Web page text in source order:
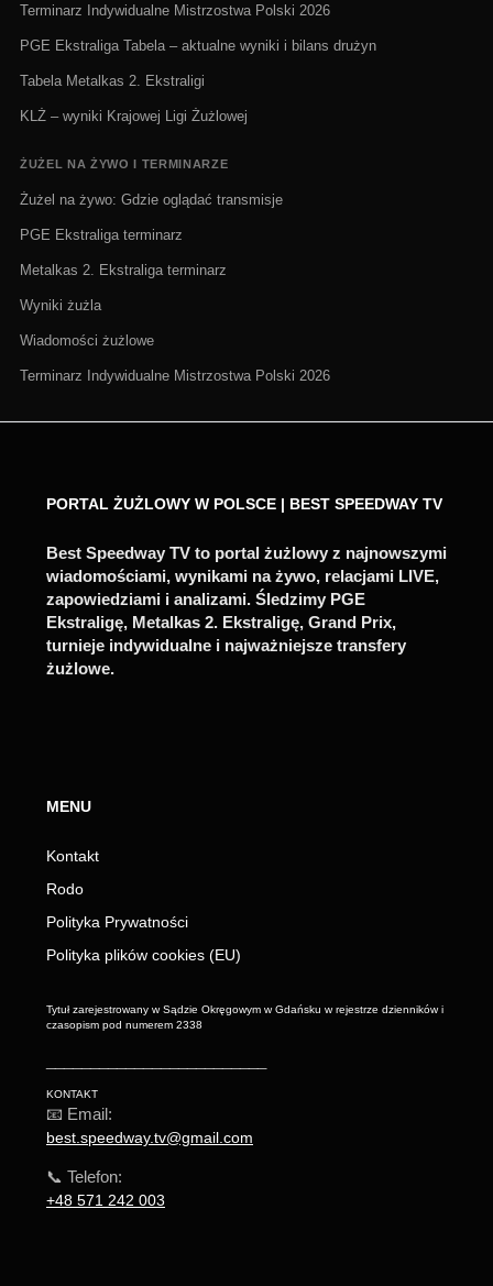
Terminarz Indywidualne Mistrzostwa Polski 2026
PGE Ekstraliga Tabela – aktualne wyniki i bilans drużyn
Tabela Metalkas 2. Ekstraligi
KLŻ – wyniki Krajowej Ligi Żużlowej
ŻUŻEL NA ŻYWO I TERMINARZE
Żużel na żywo: Gdzie oglądać transmisje
PGE Ekstraliga terminarz
Metalkas 2. Ekstraliga terminarz
Wyniki żużla
Wiadomości żużlowe
Terminarz Indywidualne Mistrzostwa Polski 2026
PORTAL ŻUŻLOWY W POLSCE | BEST SPEEDWAY TV
Best Speedway TV to portal żużlowy z najnowszymi
wiadomościami, wynikami na żywo, relacjami LIVE,
zapowiedziami i analizami. Śledzimy PGE
Ekstraligę, Metalkas 2. Ekstraligę, Grand Prix,
turnieje indywidualne i najważniejsze transfery
żużlowe.
MENU
Kontakt
Rodo
Polityka Prywatności
Polityka plików cookies (EU)
Tytuł zarejestrowany w Sądzie Okręgowym w Gdańsku w rejestrze dzienników i
czasopism pod numerem 2338
KONTAKT
📧 Email:
best.speedway.tv@gmail.com
📞 Telefon:
+48 571 242 003